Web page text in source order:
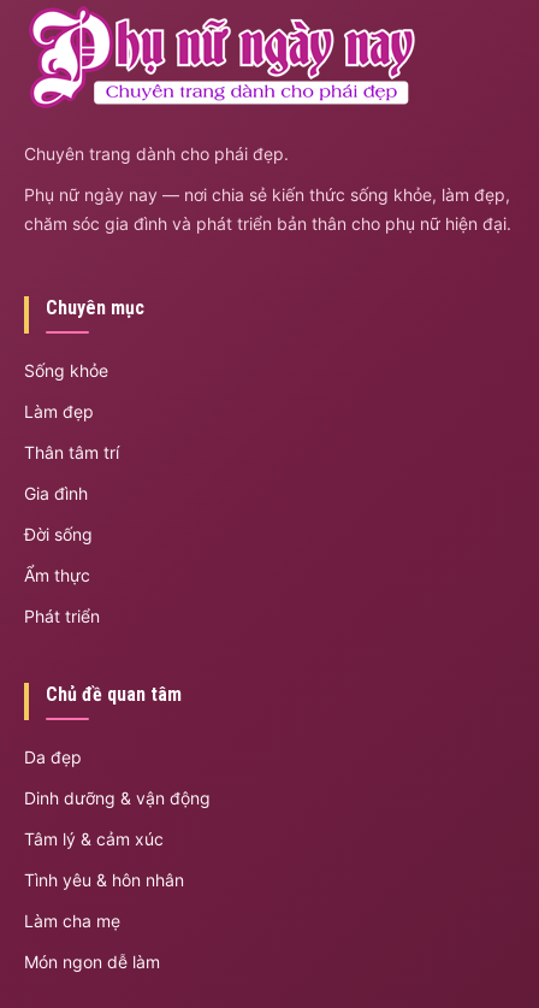
Chuyên trang dành cho phái đẹp.
Phụ nữ ngày nay — nơi chia sẻ kiến thức sống khỏe, làm đẹp,
chăm sóc gia đình và phát triển bản thân cho phụ nữ hiện đại.
Chuyên mục
Sống khỏe
Làm đẹp
Thân tâm trí
Gia đình
Đời sống
Ẩm thực
Phát triển
Chủ đề quan tâm
Da đẹp
Dinh dưỡng & vận động
Tâm lý & cảm xúc
Tình yêu & hôn nhân
Làm cha mẹ
Món ngon dễ làm